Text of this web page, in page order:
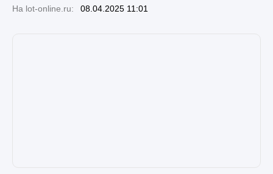
На lot-online.ru: 08.04.2025 11:01